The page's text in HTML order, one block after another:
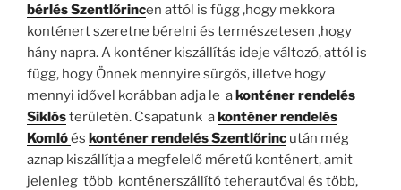
bérlés Szentlőrincen attól is függ ,hogy mekkora
konténert szeretne bérelni és természetesen ,hogy
hány napra. A konténer kiszállítás ideje változó, attól is
függ, hogy Önnek mennyire sürgős, illetve hogy
mennyi idővel korábban adja le akonténer rendelés
Siklósterületén. Csapatunk akonténer rendelés
Komlóés konténer rendelés Szentlőrinc után még
aznap kiszállítja a megfelelő méretű konténert, amit
jelenleg több konténerszállító teherautóval és több,